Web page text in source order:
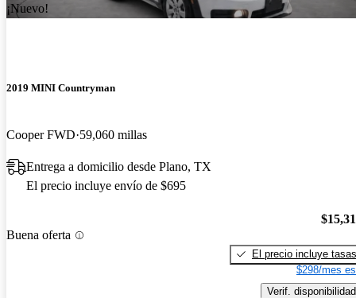
¡Nuevo!
2019 MINI Countryman
Cooper FWD 59,060 millas
Entrega a domicilio desde Plano, TX
El precio incluye envío de $695
Buena oferta
El precio incluye tasas
$298/mes
Verif. disponibilidad